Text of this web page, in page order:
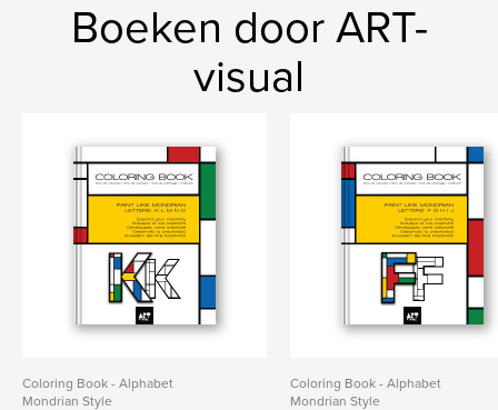
Boeken door ART-
visual
Coloring Book - Alphabet
Mondrian Style
Coloring Book - Alphabet
Mondrian Style